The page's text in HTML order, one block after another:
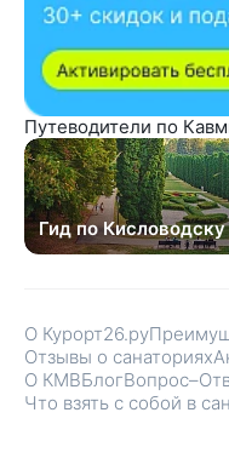
Путеводители по
Гид по Кисловодску
О Курорт26.ру
Отзывы о санаториях
О КМВБлог
Что взять с собой в